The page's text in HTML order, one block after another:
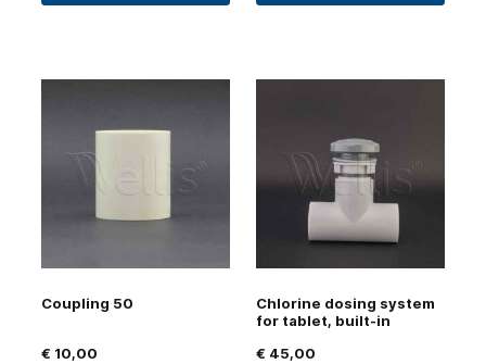
Coupling 50
€ 10,00
Chlorine dosing system
for tablet, built-in
€ 45,00